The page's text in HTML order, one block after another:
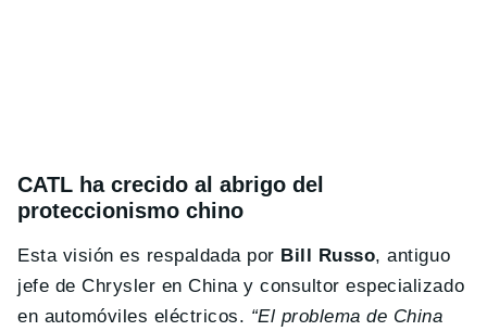
CATL ha crecido al abrigo del
proteccionismo chino
Esta visión es respaldada por Bill Russo, antiguo
jefe de Chrysler en China y consultor especializado
en automóviles eléctricos. “El problema de China